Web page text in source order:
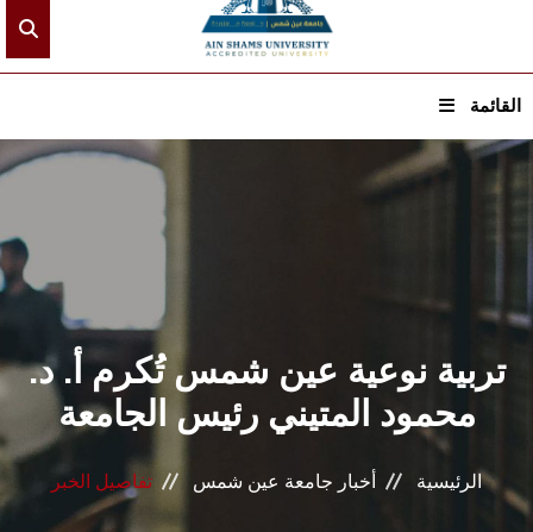
القائمة
الرئيسيـة
عن الجامعة
القطاعـات
الشئون الأكاديمية
البحث العلمي
الرعاية الصحية
تربية نوعية عين شمس تُكرم أ. د.
محمود المتيني رئيس الجامعة
الرئيسية أخبار جامعة عين شمس تفاصيل الخبر